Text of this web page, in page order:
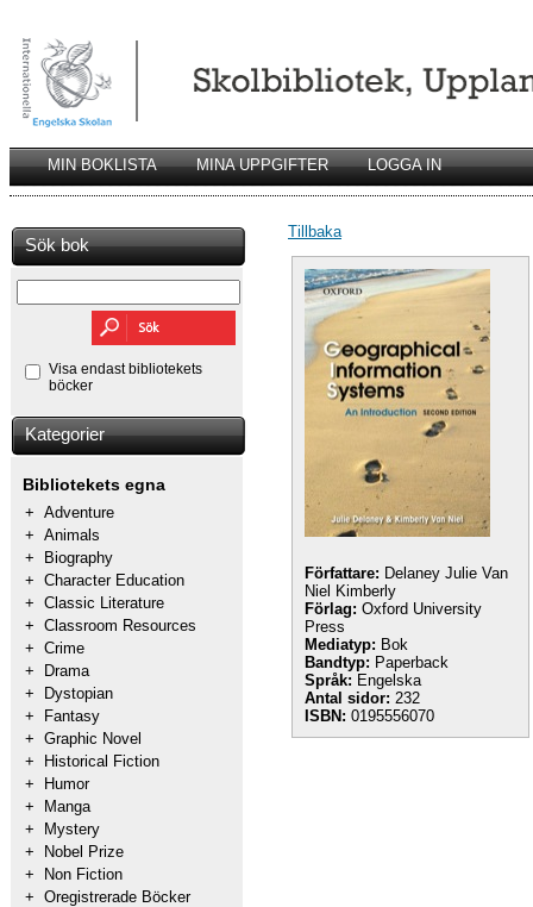
MIN BOKLISTA MINA UPPGIFTER LOGGA IN
Sök bok
Visa endast bibliotekets
böcker
Kategorier
Bibliotekets egna
+ Adventure
+ Animals
+
Biography
+ Character Education
+ Classic Literature
+ Classroom Resources
+ Crime
+
Drama
+
Dystopian
+
Fantasy
+ Graphic Novel
+
Historical Fiction
+
Humor
+
Manga
+
Mystery
+
Nobel Prize
+
Non Fiction
+ Oregistrerade Böcker
Tillbaka
Författare: Delaney Julie Van
Niel Kimberly
Förlag: Oxford University
Press
Mediatyp: Bok
Bandtyp: Paperback
Språk: Engelska
Antal sidor: 232
ISBN: 0195556070